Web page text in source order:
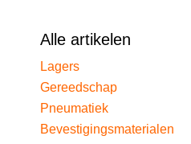
Alle artikelen
Lagers
Gereedschap
Pneumatiek
Bevestigingsmaterialen